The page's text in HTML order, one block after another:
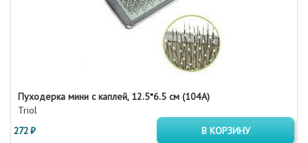
Пуходерка мини с каплей, 12.5*6.5 см (104A)
Triol
272 ₽
В КОРЗИНУ